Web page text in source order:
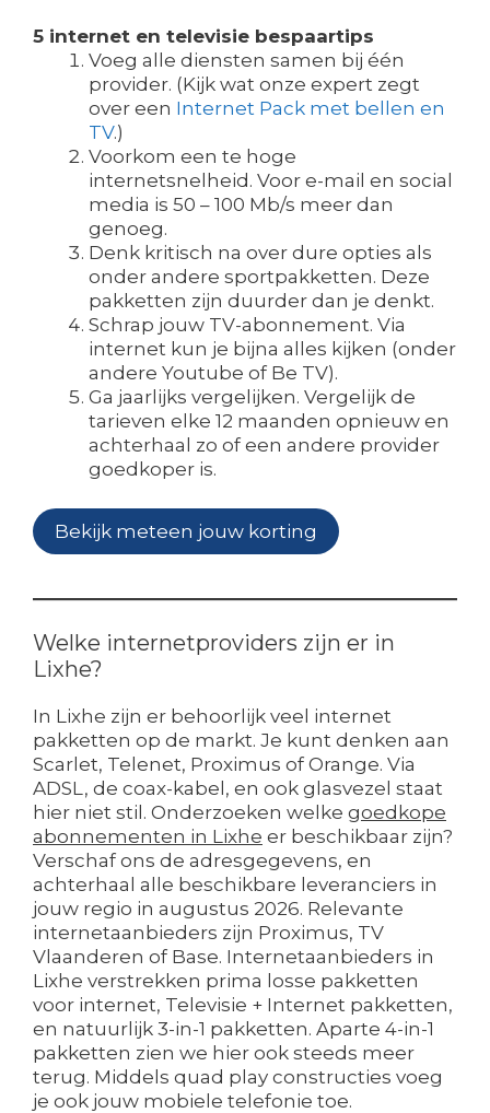
5 internet en televisie bespaartips
Voeg alle diensten samen bij één
provider. (Kijk wat onze expert zegt
over een Internet Pack met bellen en
TV.)
Voorkom een te hoge
internetsnelheid. Voor e-mail en social
media is 50 – 100 Mb/s meer dan
genoeg.
Denk kritisch na over dure opties als
onder andere sportpakketten. Deze
pakketten zijn duurder dan je denkt.
Schrap jouw TV-abonnement. Via
internet kun je bijna alles kijken (onder
andere Youtube of Be TV).
Ga jaarlijks vergelijken. Vergelijk de
tarieven elke 12 maanden opnieuw en
achterhaal zo of een andere provider
goedkoper is.
Bekijk meteen jouw korting
Welke internetproviders zijn er in
Lixhe?
In Lixhe zijn er behoorlijk veel internet
pakketten op de markt. Je kunt denken aan
Scarlet, Telenet, Proximus of Orange. Via
ADSL, de coax-kabel, en ook glasvezel staat
hier niet stil. Onderzoeken welke goedkope
abonnementen in Lixhe er beschikbaar zijn?
Verschaf ons de adresgegevens, en
achterhaal alle beschikbare leveranciers in
jouw regio in augustus 2026. Relevante
internetaanbieders zijn Proximus, TV
Vlaanderen of Base. Internetaanbieders in
Lixhe verstrekken prima losse pakketten
voor internet, Televisie + Internet pakketten,
en natuurlijk 3-in-1 pakketten. Aparte 4-in-1
pakketten zien we hier ook steeds meer
terug. Middels quad play constructies voeg
je ook jouw mobiele telefonie toe.